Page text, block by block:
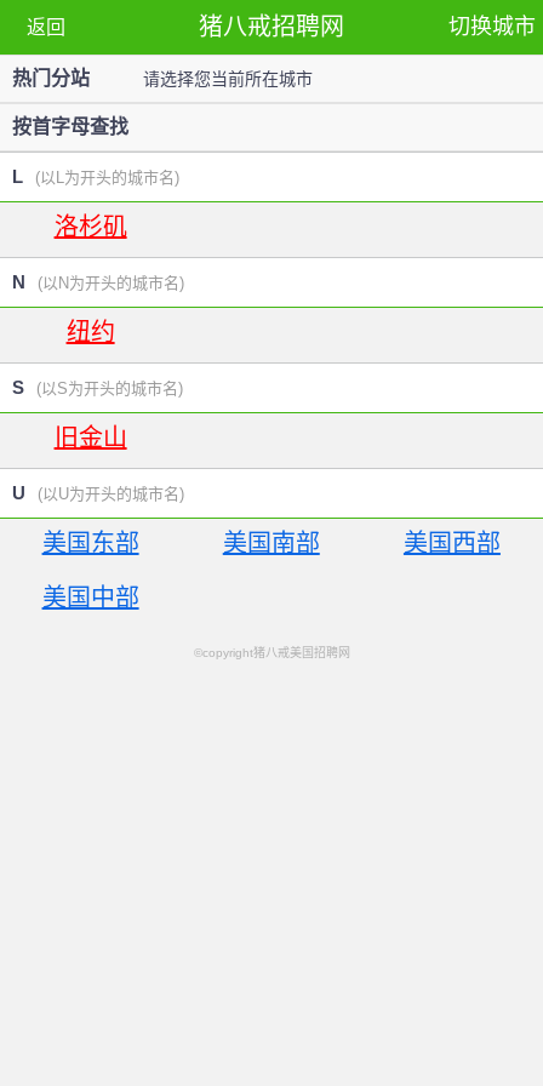
返回 切换城市
猪八戒招聘网
热门分站 请选择您当前所在城市
按首字母查找
L (以L为开头的城市名)
洛杉矶
N (以N为开头的城市名)
纽约
S (以S为开头的城市名)
旧金山
U (以U为开头的城市名)
美国东部 美国南部 美国西部
美国中部
©copyright猪八戒美国招聘网